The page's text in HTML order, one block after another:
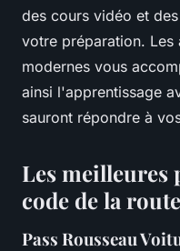
des cours vidéo et
votre préparation. Les
modernes vous
ainsi l'apprentissage
sauront répondre à
Les meilleures
code de la
Pass Rousseau